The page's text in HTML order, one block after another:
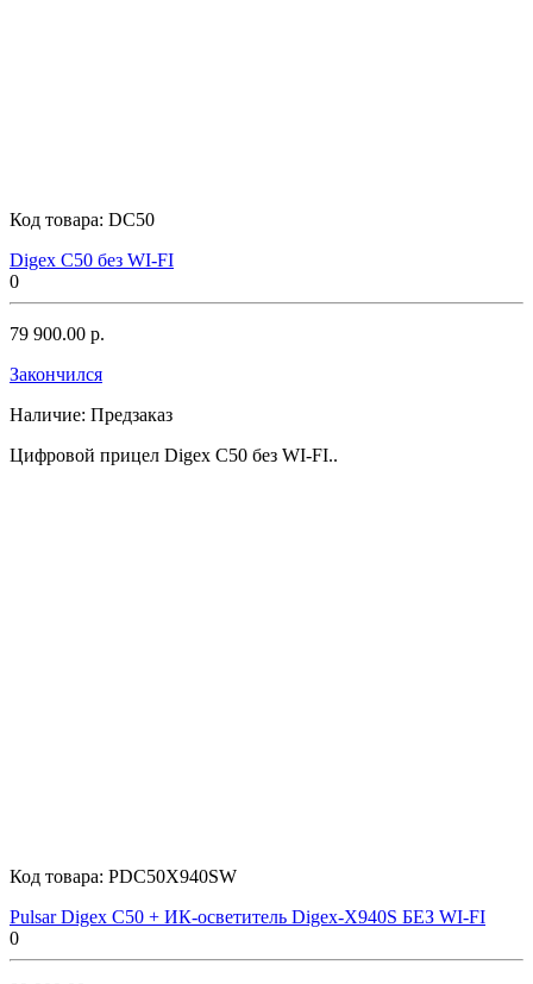
Код товара: DC50
Digex C50 без WI-FI
0
79 900.00 р.
Закончился
Наличие: Предзаказ
Цифровой прицел Digex C50 без WI-FI..
Код товара: PDC50X940SW
Pulsar Digex C50 + ИК-осветитель Digex-X940S БЕЗ WI-FI
0